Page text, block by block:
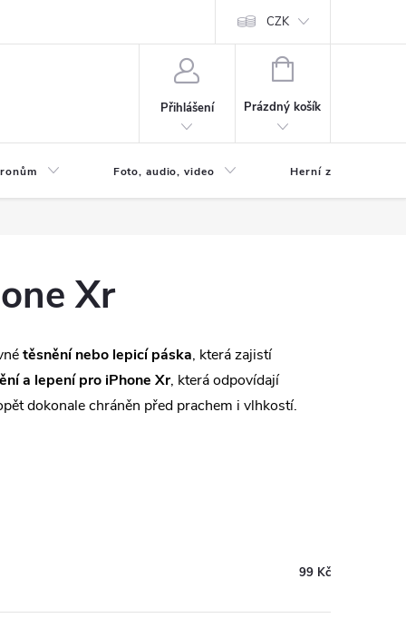
CZK
Přihlášení
NÁKUPNÍ
Prázdný košík
Foto, audio, video Herní zóna
Xr
těsnění nebo lepicí páska, která zajistí
a lepení pro iPhone Xr, která odpovídají
dokonale chráněn před prachem i vlhkostí.
99 Kč